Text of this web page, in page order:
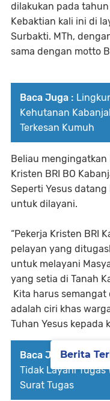
dilakukan pada tahun
Kebaktian kali ini di
Surbakti. MTh,
sama dengan motto
Baca Juga :
Kehutanan
Terkesan Kumuh
Beliau mengingatkan
Kristen BRI BO
Seperti Yesus
untuk dilayani.
“Pekerja Kristen BRI
pelayan yang
untuk melayani
yang setia di Tanah
Kita harus
adalah ciri khas
Tuhan Yesus kepada
Baca Juga :
Tidak Layani
Surat Tugas
Berita